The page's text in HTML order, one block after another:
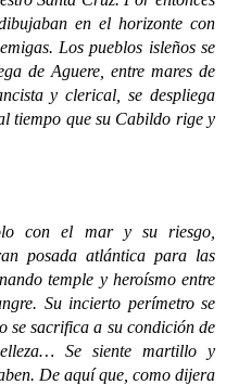
en el horizonte con
Los pueblos isleños se
de Aguere, entre mares de
y clerical, se despliega
tiempo que su Cabildo rige y
con el mar y su riesgo,
posada atlántica para las
temple y heroísmo entre
Su incierto perímetro se
se sacrifica a su condición de
Se siente martillo y
De aquí que, como dijera